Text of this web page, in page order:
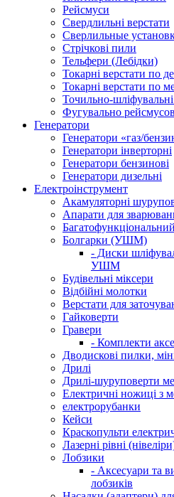
Рейсмуси
Свердлильні верстати
Сверлильные
Стрічкові пили
Тельфери (Лебідки)
Токарні верстати по
Токарні верстати по
Точильно-шліфувальні
Фугувально
Генератори
Генератори «газ/
Генератори інверторні
Генератори бензинові
Генератори дизельні
Електроінструмент
Акамуляторні
Апарати для
Болгарки (УШМ)
- Диски
УШМ
Будівельні міксери
Відбійні молотки
Верстати для
Гайковерти
Гравери
- Комплекти
Дводискові пилки,
Дрилі
Дрилі-шуруповерти
Електричні ножиці з
електрорубанки
Кейси
Краскопульти
Лазерні рівні
Лобзики
- Аксесуари та
лобзиків